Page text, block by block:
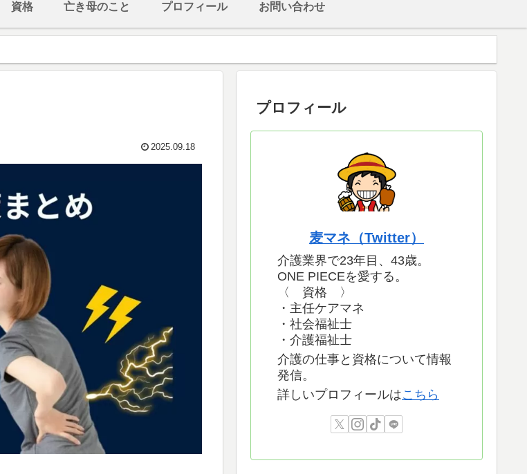
資格 亡き母のこと プロフィール お問い合わせ
2025.09.18
プロフィール
麦マネ（Twitter）
介護業界で23年目、43歳。
ONE PIECEを愛する。
〈 資格 〉
・主任ケアマネ
・社会福祉士
・介護福祉士
介護の仕事と資格について情報
発信。
詳しいプロフィールはこちら